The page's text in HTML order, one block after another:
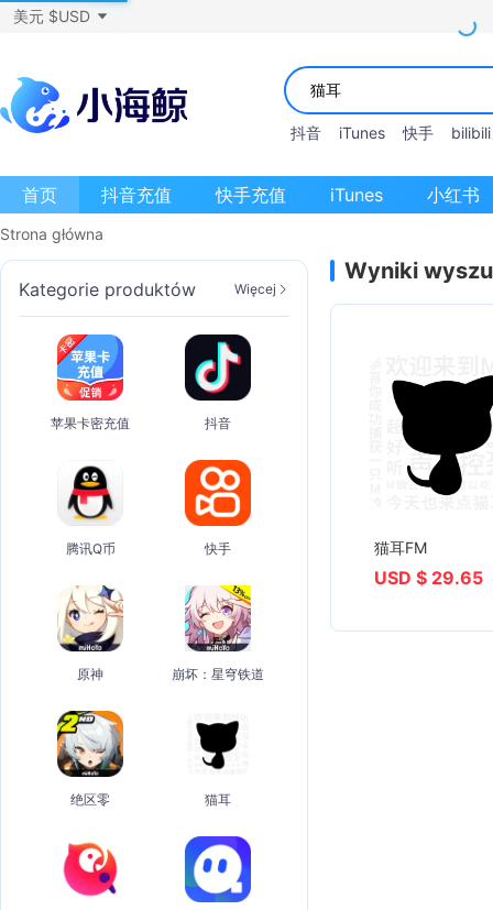
美元 $USD
抖音 iTunes 快手 bilibili
首页 抖音充值 快手充值 iTunes 小红书
Strona główna
Kategorie produktów Więcej
苹果卡密充值 抖音
腾讯Q币 快手
原神 崩坏：星穹铁道
绝区零 猫耳
Wyniki
猫耳FM
USD $ 29.65